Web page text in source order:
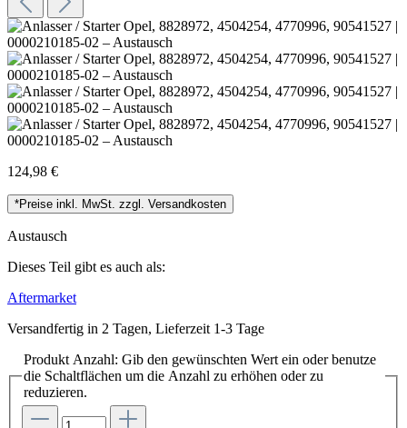
124,98 €
*Preise inkl. MwSt. zzgl. Versandkosten
Austausch
Dieses Teil gibt es auch als:
Aftermarket
Versandfertig in 2 Tagen, Lieferzeit 1-3 Tage
Produkt Anzahl: Gib den gewünschten Wert ein oder benutze
die Schaltflächen um die Anzahl zu erhöhen oder zu
reduzieren.